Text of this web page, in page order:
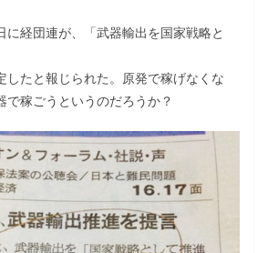
に経団連が、「武器輸出を国家戦略と
したと報じられた。原発で稼げなくな
で稼ごうというのだろうか？